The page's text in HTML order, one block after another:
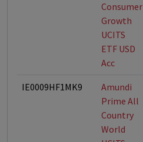
Consumer
Growth
UCITS
ETF USD
Acc
IE0009HF1MK9
Amundi
Prime All
Country
World